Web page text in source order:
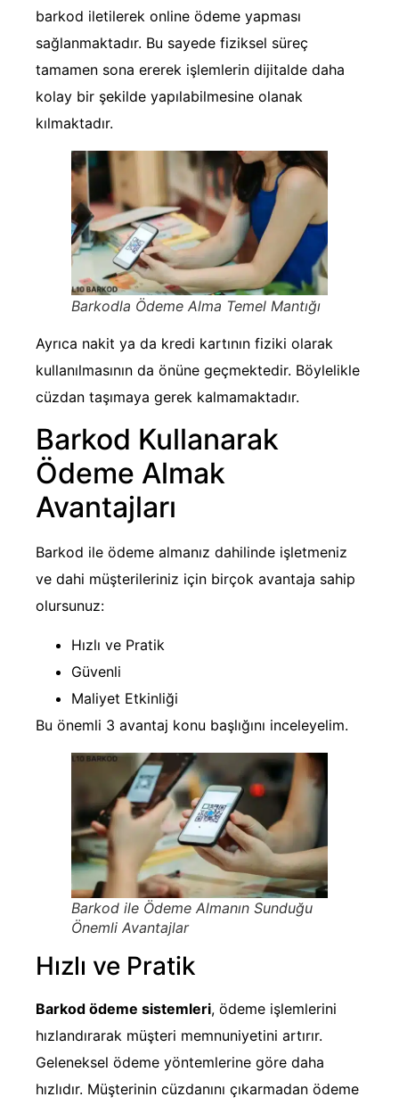
barkod iletilerek online ödeme yapması
sağlanmaktadır. Bu sayede fiziksel süreç
tamamen sona ererek işlemlerin dijitalde daha
kolay bir şekilde yapılabilmesine olanak
kılmaktadır.
Barkodla Ödeme Alma Temel Mantığı
Ayrıca nakit ya da kredi kartının fiziki olarak
kullanılmasının da önüne geçmektedir. Böylelikle
cüzdan taşımaya gerek kalmamaktadır.
Barkod Kullanarak
Ödeme Almak
Avantajları
Barkod ile ödeme almanız dahilinde işletmeniz
ve dahi müşterileriniz için birçok avantaja sahip
olursunuz:
Hızlı ve Pratik
Güvenli
Maliyet Etkinliği
Bu önemli 3 avantaj konu başlığını inceleyelim.
Barkod ile Ödeme Almanın Sunduğu
Önemli Avantajlar
Hızlı ve Pratik
Barkod ödeme sistemleri, ödeme işlemlerini
hızlandırarak müşteri memnuniyetini artırır.
Geleneksel ödeme yöntemlerine göre daha
hızlıdır. Müşterinin cüzdanını çıkarmadan ödeme